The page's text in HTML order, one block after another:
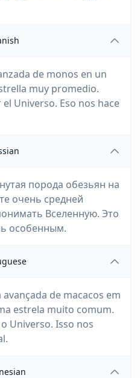
de monos en un
muy promedio.
Universo. Eso nos hace
порода обезьян на
очень средней
Вселенную. Это
особенным.
de macacos em
estrela muito comum.
Universo. Isso nos